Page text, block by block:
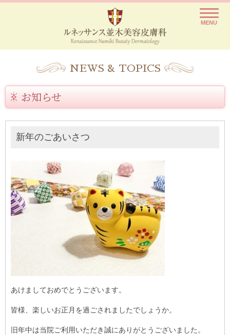
ルネッサンス並木美容皮膚科
レーザー脱毛や医療脱毛を痛いと思っていませんか？
NEWS & TOPICS
お知らせ
新年のごあいさつ
あけましておめでとうございます。
皆様、楽しいお正月を過ごされましたでしょうか。
旧年中は当院ご利用いただき誠にありがとうございました。
MENU